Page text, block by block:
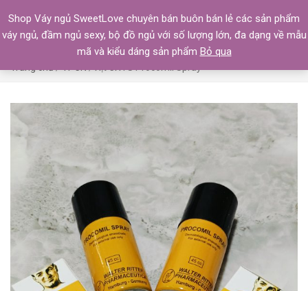
Shop Váy ngủ SweetLove chuyên bán buôn bán lẻ các sản phẩm
váy ngủ, đầm ngủ sexy, bộ đồ ngủ với số lượng lớn, đa dạng về mẫu
mã và kiểu dáng sản phẩm Bỏ qua